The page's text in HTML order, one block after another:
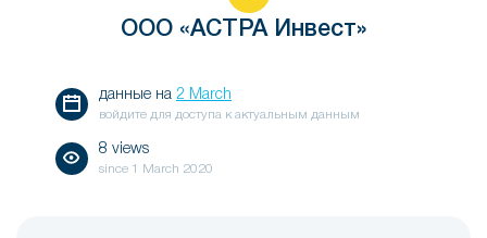
ООО «АСТРА Инвест»
данные на 2 March
войдите для доступа к актуальным данным
8 views
since 1 March 2020